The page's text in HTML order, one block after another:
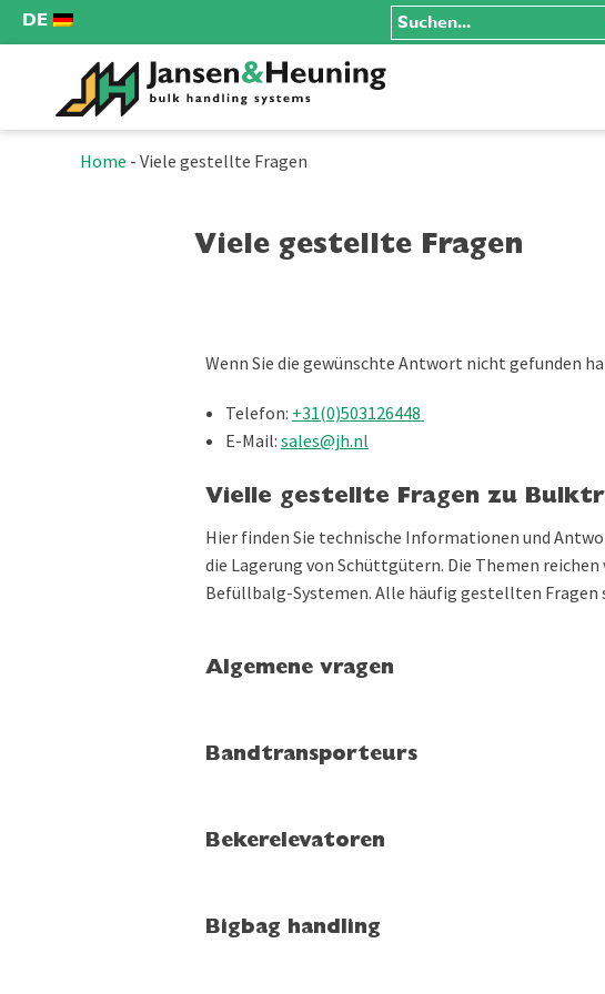
DE
Home - Viele gestellte Fragen
Viele gestellte Fragen
Wenn Sie die gewünschte Antwort nicht gefunden
Telefon: +31(0)503126448
E-Mail: sales@jh.nl
Vielle gestellte Fragen zu
Hier finden Sie technische Informationen und
die Lagerung von Schüttgütern. Die Themen
Befüllbalg-Systemen. Alle häufig gestellten Fragen
Algemene vragen
Bandtransporteurs
Bekerelevatoren
Bigbag handling